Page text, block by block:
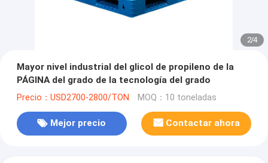
2/4
Mayor nivel industrial del glicol de propileno de la
PÁGINA del grado de la tecnología del grado
Precio：USD2700-2800/TON MOQ：10 toneladas
Mejor precio Contactar ahora